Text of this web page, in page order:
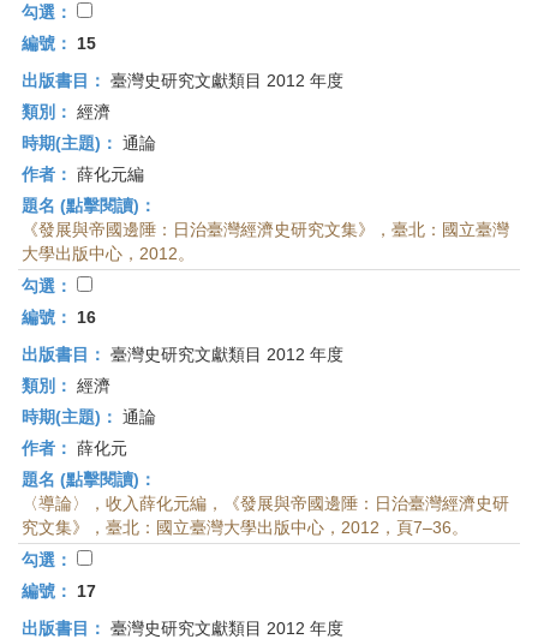
勾選：
編號：
15
出版書目： 臺灣史研究文獻類目 2012 年度
類別： 經濟
時期(主題)： 通論
作者： 薛化元編
題名 (點擊閱讀)：
《發展與帝國邊陲：日治臺灣經濟史研究文集》，臺北：國立臺灣
大學出版中心，2012。
勾選：
編號：
16
出版書目： 臺灣史研究文獻類目 2012 年度
類別： 經濟
時期(主題)： 通論
作者： 薛化元
題名 (點擊閱讀)：
〈導論〉，收入薛化元編，《發展與帝國邊陲：日治臺灣經濟史研
究文集》，臺北：國立臺灣大學出版中心，2012，頁7–36。
勾選：
編號：
17
出版書目： 臺灣史研究文獻類目 2012 年度